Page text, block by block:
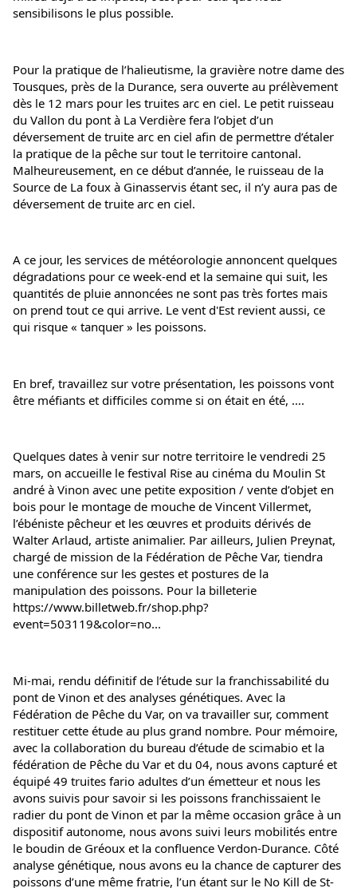
sensibilisons le plus possible.
Pour la pratique de l’halieutisme, la gravière notre dame des
Tousques, près de la Durance, sera ouverte au prélèvement
dès le 12 mars pour les truites arc en ciel. Le petit ruisseau
du Vallon du pont à La Verdière fera l’objet d’un
déversement de truite arc en ciel afin de permettre d’étaler
la pratique de la pêche sur tout le territoire cantonal.
Malheureusement, en ce début d’année, le ruisseau de la
Source de La foux à Ginasservis étant sec, il n’y aura pas de
déversement de truite arc en ciel.
A ce jour, les services de météorologie annoncent quelques
dégradations pour ce week-end et la semaine qui suit, les
quantités de pluie annoncées ne sont pas très fortes mais
on prend tout ce qui arrive. Le vent d'Est revient aussi, ce
qui risque « tanquer » les poissons.
En bref, travaillez sur votre présentation, les poissons vont
être méfiants et difficiles comme si on était en été, ….
Quelques dates à venir sur notre territoire le vendredi 25
mars, on accueille le festival Rise au cinéma du Moulin St
andré à Vinon avec une petite exposition / vente d’objet en
bois pour le montage de mouche de Vincent Villermet,
Walter Arlaud, artiste animalier. Par ailleurs, Julien Preynat,
chargé de mission de la Fédération de Pêche Var, tiendra
une conférence sur les gestes et postures de la
https://www.billetweb.fr/shop.php?
event=503119&color=no...
Mi-mai, rendu définitif de l’étude sur la franchissabilité du
pont de Vinon et des analyses génétiques. Avec la
Fédération de Pêche du Var, on va travailler sur, comment
restituer cette étude au plus grand nombre. Pour mémoire,
avec la collaboration du bureau d’étude de scimabio et la
fédération de Pêche du Var et du 04, nous avons capturé et
équipé 49 truites fario adultes d’un émetteur et nous les
avons suivis pour savoir si les poissons franchissaient le
radier du pont de Vinon et par la même occasion grâce à un
dispositif autonome, nous avons suivi leurs mobilités entre
le boudin de Gréoux et la confluence Verdon-Durance. Côté
analyse génétique, nous avons eu la chance de capturer des
poissons d’une même fratrie, l’un étant sur le No Kill de St-